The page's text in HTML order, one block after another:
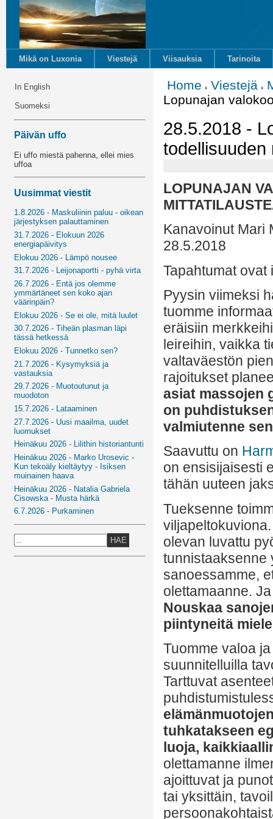
Mikä on Luxonia Viestejä Viisauksia Tarinoita
In English
Suomeksi
Päivän uffo
Ei uffo miestä pahenna, ellei mies
uffoa
Uusimmat viestit
1.8.2026 - Maskuliinin paluu - oikean
järjestyksen palauttaminen
31.7.2026 - Elokuun 2026
energiapäivitys
Elokuu 2026 - Lämpö nousee
31.7.2026 - Leijonaportti - pyhä virta
26.7.2026 - Entä jos olemme
ymmärtäneet sen koko ajan
väärinpäin?
Elokuu 2026 - Se ei ole, mitä luulet
30.7.2026 - Tiheän plasman läpi
tässä hetkessä
Elokuu 2026 - Tunnetko sen?
21.7.2026 - Kysymyksiä ja
vastauksia
29.7.2026 - Muotoutunut ja
muodoton
15.7.2026 - Lataaminen
27.7.2026 - Uusi maailma, uudet
luomukset
Heinäkuu 2026 - Lilithin historiantunti
Heinäkuu 2026 - Marko Urosevic -
Kun tekoäly kieltäytyy - Isiksen
muinainen haava
Heinäkuu 2026 - Natalia Gabriela
Cisowska - Musta härkä
6.7.2026 - Purkaminen
HAE
Home Viestejä
Lopunajan
28.5.2018 -
todellisuuden
LOPUNAJAN
Kanavoinut Mari
28.5.2018
Tapahtumat ovat
Pyysin viimeksi
tuomme
eräisiin
leireihin, vaikka
valtaväestön
rajoitukset
asiat massojen
on
valmiutenne
Saavuttu on
on ensisijaisesti
tähän uuteen
Tueksenne
olevan luvattu
tunnistaaksenne
sanoessamme,
olettamaanne.
Nouskaa
piintyneitä
Tuomme valoa
suunnitelluilla
Tarttuvat
tuhkatakseen
luoja,
olettamanne
ajoittuvat ja
tai yksittäin,